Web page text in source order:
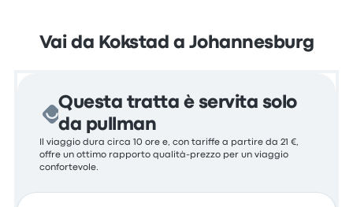
Vai da Kokstad a Johannesburg
Questa tratta è servita solo
da pullman
Il viaggio dura circa 10 ore e, con tariffe a partire da 21 €,
offre un ottimo rapporto qualità-prezzo per un viaggio
confortevole.